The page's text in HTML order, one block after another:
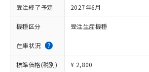
受注終了予定 2027年6月
機種区分 受注生産機種
在庫状況
標準価格(税別) ¥ 2,800